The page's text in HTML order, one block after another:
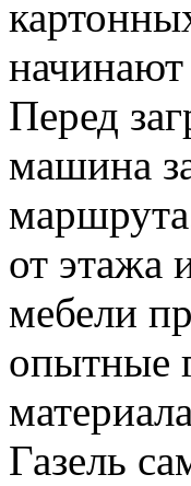
Перед
машина
от этажа
мебели
опытные
Газель